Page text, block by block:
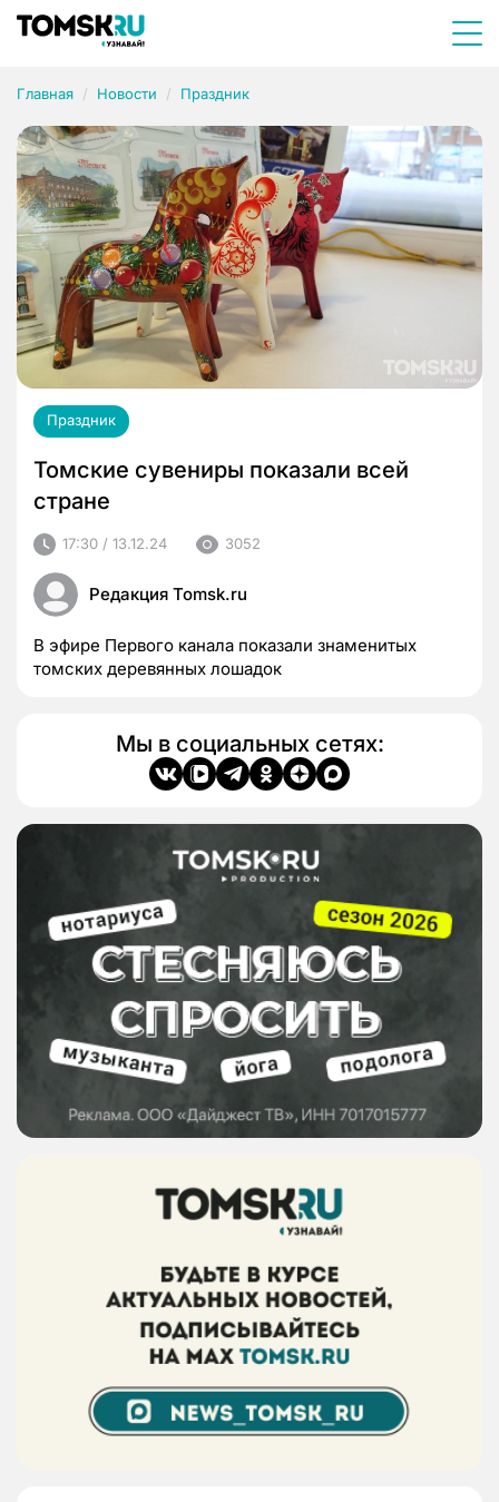
Главная Новости Праздник
Праздник
Томские сувениры показали всей
стране
17:30 / 13.12.24 3052
Редакция Tomsk.ru
В эфире Первого канала показали знаменитых
томских деревянных лошадок
Мы в социальных сетях: